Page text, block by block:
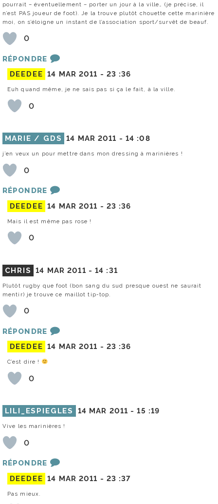
pourrait – éventuellement – porter un jour à la ville… (je précise, il
n’est PAS joueur de foot). Je la trouve plutôt chouette cette marinière
moi, on s’éloigne un instant de l’association sport/survêt de beauf.
0
RÉPONDRE
DEEDEE 14 MAR 2011 - 23 :36
Euh quand même, je ne sais pas si ça le fait, à la ville.
0
MARIE / GDS 14 MAR 2011 - 14 :08
j’en veux un pour mettre dans mon dressing à marinières !
0
RÉPONDRE
DEEDEE 14 MAR 2011 - 23 :36
Mais il est même pas rose !
0
CHRIS 14 MAR 2011 -14 :31
Plutôt rugby que foot (bon sang du sud presque ouest ne saurait
mentir) je trouve ce maillot tip-top.
0
RÉPONDRE
DEEDEE 14 MAR 2011 - 23 :36
C’est dire !
0
LILI_ESPIEGLES 14 MAR 2011 -15 :19
Vive les marinières !
0
RÉPONDRE
DEEDEE 14 MAR 2011 - 23 :37
Pas mieux.